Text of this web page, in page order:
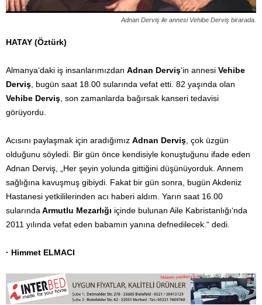
Adnan Derviş ile annesi Vehibe Derviş birarada.
HATAY (Öztürk)
Almanya‘daki iş insanlarımızdan Adnan Derviş‘in annesi Vehibe
Derviş , bugün saat 18.00 sularında vefat etti. 82 yaşında olan
Vehibe Derviş , son zamanlarda bağırsak kanseri tedavisi
görüyordu.
Acısını paylaşmak için aradığımız Adnan Derviş , çok üzgün
olduğunu söyledi. Bir gün önce kendisiyle konuştuğunu ifade eden
Adnan Derviş, „Her şeyin yolunda gittiğini düşünüyorduk. Annem
sağlığına kavuşmuş gibiydi. Fakat bir gün sonra, bugün Akdeniz
Hastanesi yetkililerinden acı haberi aldım. Yarın saat 16.00
sularında Armutlu Mezarlığı içinde bulunan Aile Kabristanlığı‘nda
2011 yılında vefat eden babamın yanına defnedilecek.“ dedi.
· Himmet ELMACI